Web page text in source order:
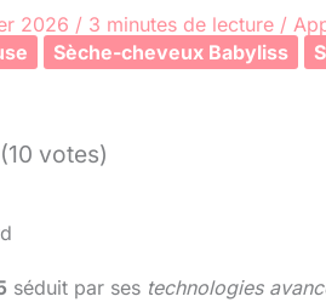
2026 / 3 minutes de lecture /
Sèche-cheveux Babyliss
votes)
séduit par ses technologies